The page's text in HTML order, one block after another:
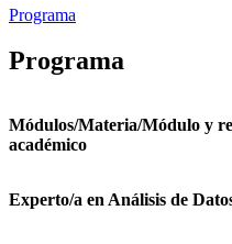
Programa
Programa
Módulos/Materia/Módulo y
académico
Experto/a en Análisis de